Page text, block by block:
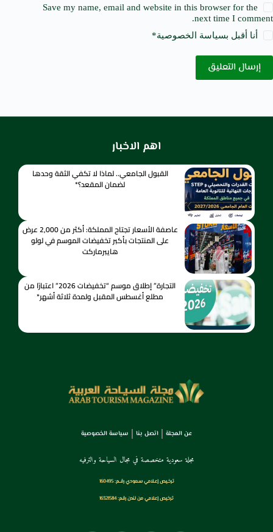
Save my name, email and website in this browser for the
next time I comment.
أنا أقبل بسياسة الخصوصية*
إرسال التعليق
اهم الاخبار
القبول الجامعي.. لماذا لا تكفي الثقة وحدها
لضمان المقعد؟*
عاصفة الأسعار تجتاح المملكة: أكثر من 2,000 عرض
على المنتجات بأكبر تخفيضات الموسم في لولو
هايبرماركت
التجارة” إطلاق موسم “تخفيضات 2026” اعتبارًا من
مطلع أغسطس المقبل ولمدة ثلاثة أشهر*
عن المجلة اتصل بنا سياسة الخصوصية
مجلة سعودية متخصصة في مجال السياحة والترفيه
ترخـيص إعـلامي سـعودي رقــم: 160495
ترخيص إعلامي من لندن رقم: 16321584